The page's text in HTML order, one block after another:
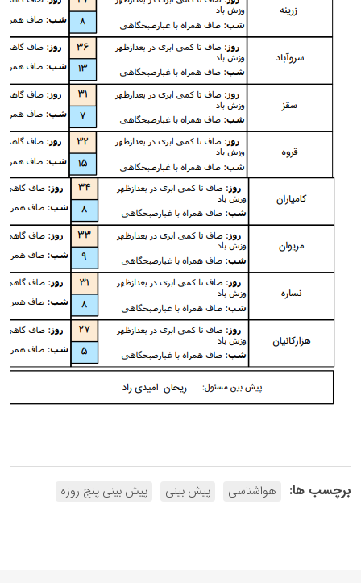
برچسب ها: هواشناسی پیش بینی پیش بینی پنج روزه